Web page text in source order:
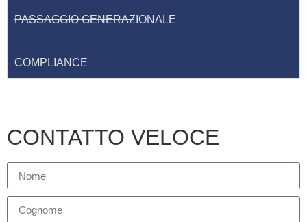
PASSAGGIO GENERAZIONALE
COMPLIANCE
CONTATTO VELOCE